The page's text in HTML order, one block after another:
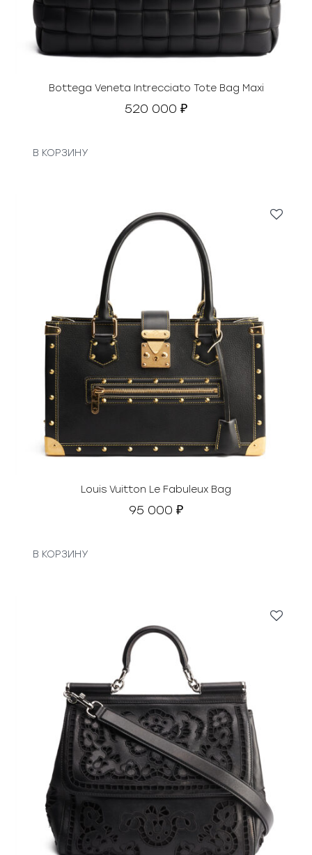
Bottega Veneta Intrecciato Tote Bag Maxi
520 000 ₽
В КОРЗИНУ
Louis Vuitton Le Fabuleux Bag
95 000 ₽
В КОРЗИНУ